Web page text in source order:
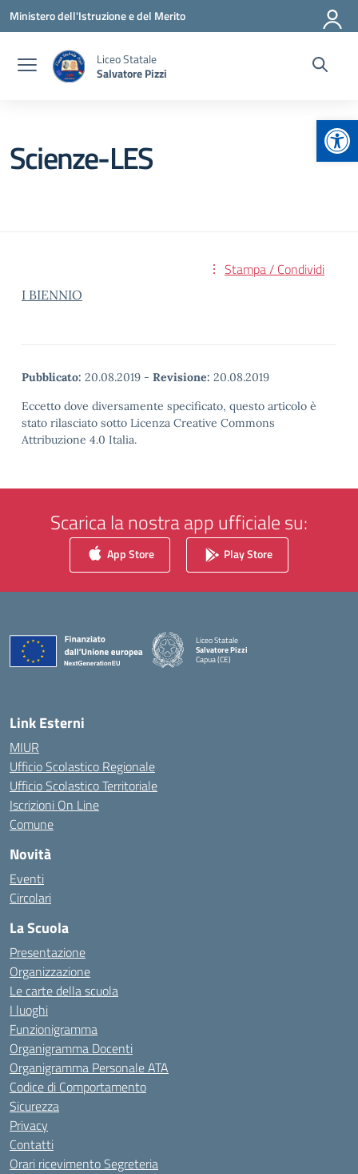
Vai ai contenuti
Vai al menu di navigazione
Vai al footer
Ministero dell'Istruzione e del Merito
Liceo Statale
Salvatore Pizzi
Scienze-LES
Stampa / Condividi
I BIENNIO
Pubblicato: 20.08.2019 - Revisione: 20.08.2019
Eccetto dove diversamente specificato, questo articolo è
stato rilasciato sotto Licenza Creative Commons
Attribuzione 4.0 Italia.
Scarica la nostra app ufficiale su:
App Store Play Store
Liceo Statale
Salvatore Pizzi
Capua (CE)
— Visita la pagina iniziale della scuola
Link Esterni
MIUR
Ufficio Scolastico Regionale
Ufficio Scolastico Territoriale
Iscrizioni On Line
Comune
Novità
Eventi
Circolari
La Scuola
Presentazione
Organizzazione
Le carte della scuola
I luoghi
Funzionigramma
Organigramma Docenti
Organigramma Personale ATA
Codice di Comportamento
Sicurezza
Privacy
Contatti
Orari ricevimento Segreteria